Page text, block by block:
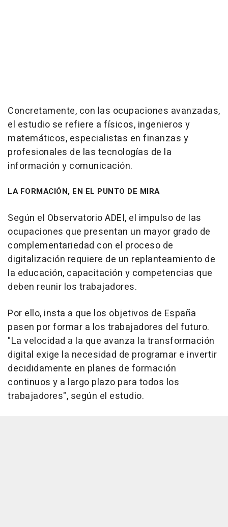
Concretamente, con las ocupaciones avanzadas,
el estudio se refiere a físicos, ingenieros y
matemáticos, especialistas en finanzas y
profesionales de las tecnologías de la
información y comunicación.
LA FORMACIÓN, EN EL PUNTO DE MIRA
Según el Observatorio ADEI, el impulso de las
ocupaciones que presentan un mayor grado de
complementariedad con el proceso de
digitalización requiere de un replanteamiento de
la educación, capacitación y competencias que
deben reunir los trabajadores.
Por ello, insta a que los objetivos de España
pasen por formar a los trabajadores del futuro.
"La velocidad a la que avanza la transformación
digital exige la necesidad de programar e invertir
decididamente en planes de formación
continuos y a largo plazo para todos los
trabajadores", según el estudio.